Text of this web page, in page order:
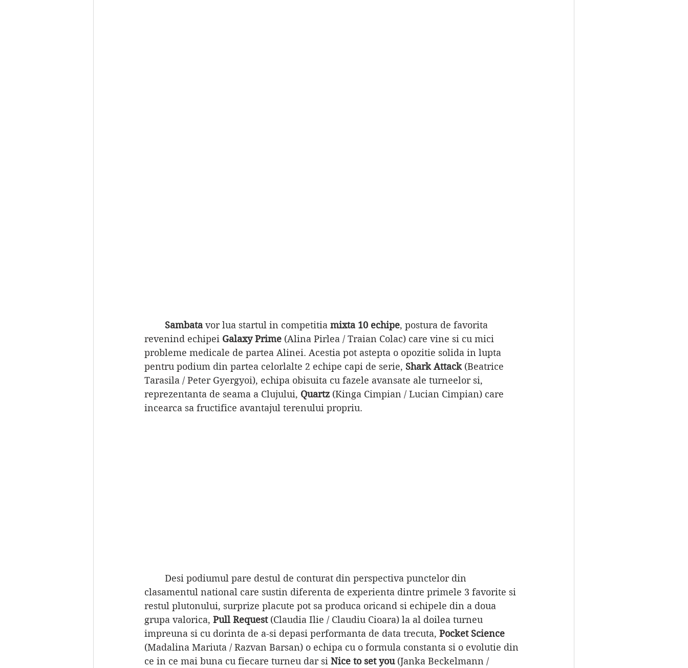
Sambata vor lua startul in competitia mixta 10 echipe, postura de favorita
revenind echipei Galaxy Prime (Alina Pirlea / Traian Colac) care vine si cu mici
probleme medicale de partea Alinei. Acestia pot astepta o opozitie solida in lupta
pentru podium din partea celorlalte 2 echipe capi de serie, Shark Attack (Beatrice
Tarasila / Peter Gyergyoi), echipa obisuita cu fazele avansate ale turneelor si,
reprezentanta de seama a Clujului, Quartz (Kinga Cimpian / Lucian Cimpian) care
incearca sa fructifice avantajul terenului propriu.
clasamentul national care sustin diferenta de experienta dintre primele 3 favorite si
restul plutonului, surprize placute pot sa produca oricand si echipele din a doua
grupa valorica, Pull Request (Claudia Ilie / Claudiu Cioara) la al doilea turneu
impreuna si cu dorinta de a-si depasi performanta de data trecuta, Pocket Science
(Madalina Mariuta / Razvan Barsan) o echipa cu o formula constanta si o evolutie din
ce in ce mai buna cu fiecare turneu dar si Nice to set you (Janka Beckelmann /